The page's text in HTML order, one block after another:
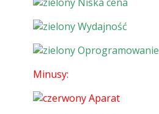
Wydajność
Oprogramowanie
Minusy:
Aparat